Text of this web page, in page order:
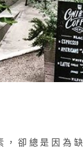
，卻總是因為缺